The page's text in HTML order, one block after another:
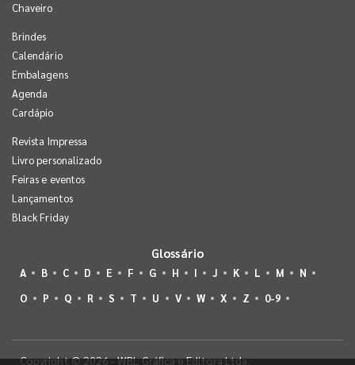
Chaveiro
Brindes
Calendário
Embalagens
Agenda
Cardápio
Revista Impressa
Livro personalizado
Feiras e eventos
Lançamentos
Black Friday
Glossário
A B C D E F G H I J K L M
N
O
P Q R S T U V W X Z 0-9
Copyright © 2026 - WBL Gráfica e Editora Ltda.